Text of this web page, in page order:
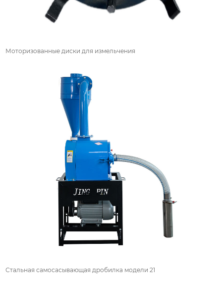
Моторизованные диски для измельчения
Стальная самоcасывающая дробилка модели 21